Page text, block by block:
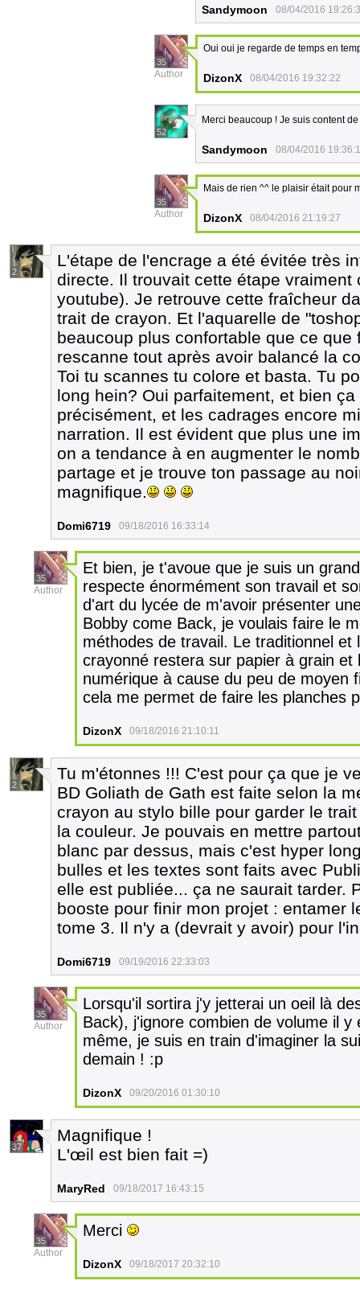
Sandymoon 08/04/2016
35
Author
Oui oui je regarde de temps en
DizonX 08/04/2016 19:32:22
52
Merci beaucoup ! Je suis content
Sandymoon 08/04/2016
35
Author
Mais de rien ^^ le plaisir était pour
DizonX 08/04/2016 21:19:27
2
L'étape de l'encrage a été évitée très
directe. Il trouvait cette étape
youtube). Je retrouve cette fraîcheur
trait de crayon. Et l'aquarelle de
beaucoup plus confortable que ce
rescanne tout après avoir balancé la
Toi tu scannes tu colore et basta. Tu
long hein? Oui parfaitement, et bien
précisément, et les cadrages encore
narration. Il est évident que plus une
on a tendance à en augmenter le
partage et je trouve ton passage au
magnifique.
Domi6719 09/18/2016 16:33:14
35
Author
Et bien, je t'avoue que je suis un
respecte énormément son travail et
d'art du lycée de m'avoir présenter
Bobby come Back, je voulais faire le
méthodes de travail. Le traditionnel
crayonné restera sur papier à grain
numérique à cause du peu de moyen
cela me permet de faire les planches
DizonX 09/18/2016 21:10:11
2
Tu m'étonnes !!! C'est pour ça que je
BD Goliath de Gath est faite selon la
crayon au stylo bille pour garder le
la couleur. Je pouvais en mettre
blanc par dessus, mais c'est hyper
bulles et les textes sont faits avec
elle est publiée... ça ne saurait tarder.
booste pour finir mon projet : entamer
tome 3. Il n'y a (devrait y avoir) pour
Domi6719 09/19/2016 22:33:03
35
Author
Lorsqu'il sortira j'y jetterai un oeil là
Back), j'ignore combien de volume il
même, je suis en train d'imaginer la
demain ! :p
DizonX 09/20/2016 01:30:10
37
Magnifique !
L'œil est bien fait =)
MaryRed 09/18/2017 16:43:15
35
Author
Merci
DizonX 09/18/2017 20:32:10